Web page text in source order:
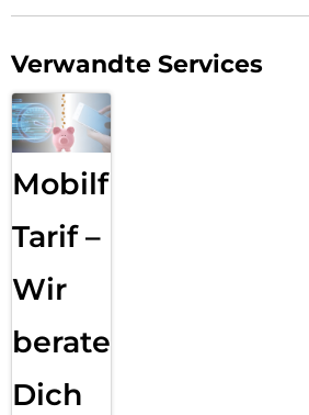
Verwandte Services
Mobilfunk
Tarif –
Wir
beraten
Dich